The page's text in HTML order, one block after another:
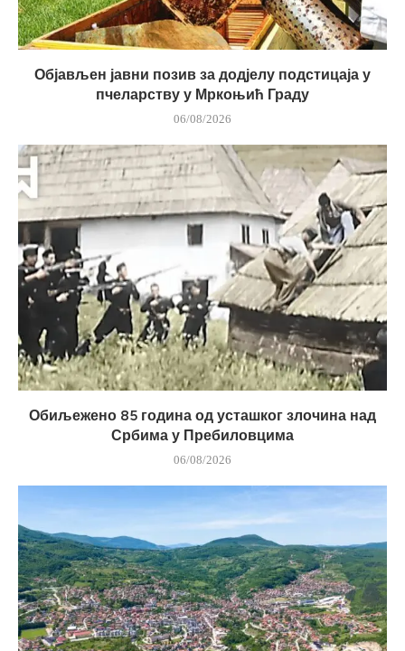
Објављен јавни позив за додјелу подстицаја у
пчеларству у Мркоњић Граду
06/08/2026
Обиљежено 85 година од усташког злочина над
Србима у Пребиловцима
06/08/2026